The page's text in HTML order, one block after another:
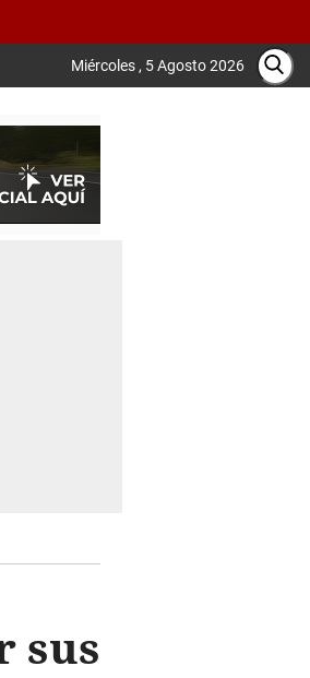
Miércoles , 5 Agosto 2026
sus